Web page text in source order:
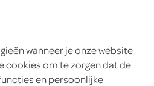
wanneer je onze website
cookies om te zorgen dat de
en persoonlijke